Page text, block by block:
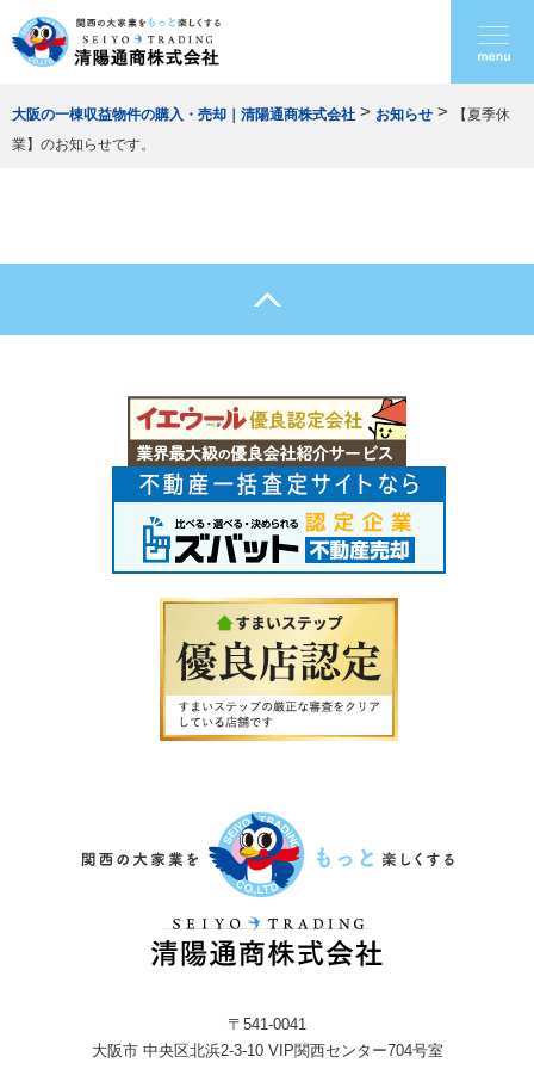
大阪の一棟収益物件の購入・売却｜清陽通商株式会社 > お知らせ >
【夏季休
業】のお知らせです。
〒541-0041
大阪市 中央区北浜2-3-10 VIP関西センター704号室